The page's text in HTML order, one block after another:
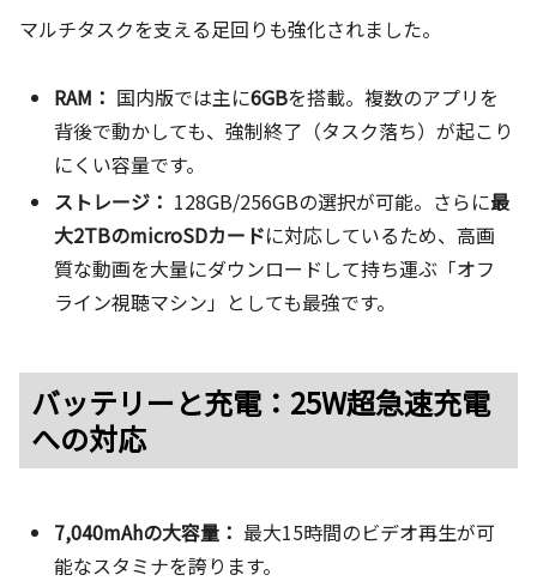
マルチタスクを支える足回りも強化されました。
RAM： 国内版では主に6GBを搭載。複数のアプリを
背後で動かしても、強制終了（タスク落ち）が起こり
にくい容量です。
ストレージ： 128GB/256GBの選択が可能。さらに最
大2TBのmicroSDカードに対応しているため、高画
質な動画を大量にダウンロードして持ち運ぶ「オフ
ライン視聴マシン」としても最強です。
バッテリーと充電：25W超急速充電
への対応
7,040mAhの大容量： 最大15時間のビデオ再生が可
能なスタミナを誇ります。